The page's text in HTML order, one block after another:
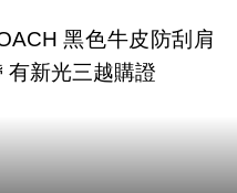
黑色牛皮防刮肩
有新光三越購證